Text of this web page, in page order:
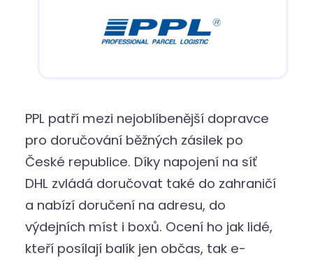
PPL patří mezi nejoblíbenější dopravce
pro doručování běžných zásilek po
České republice. Díky napojení na síť
DHL zvládá doručovat také do zahraničí
a nabízí doručení na adresu, do
výdejních míst i boxů. Ocení ho jak lidé,
kteří posílají balík jen občas, tak e-